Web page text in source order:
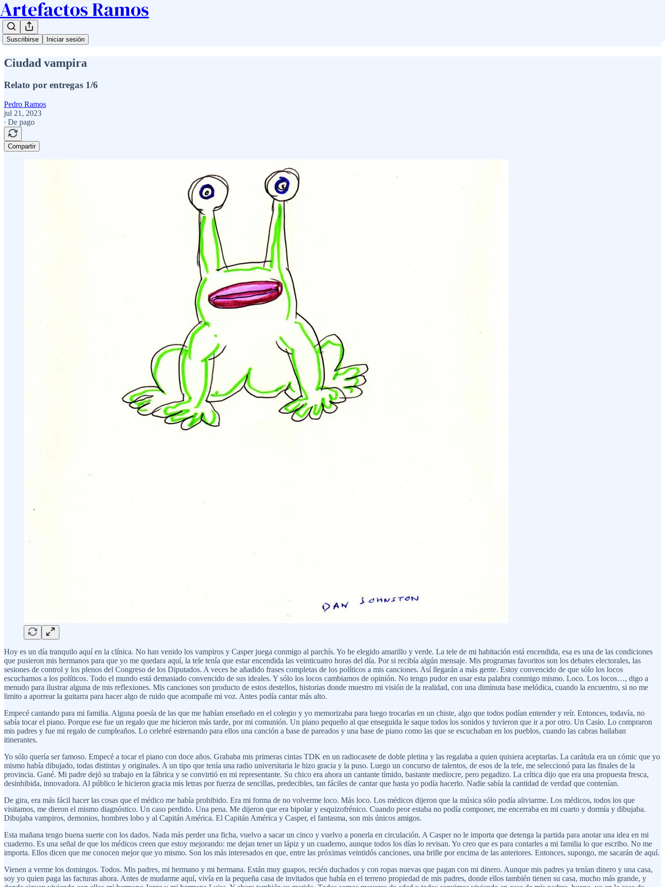
Artefactos Ramos
Suscribirse Iniciar sesión
Ciudad vampira
Relato por entregas 1/6
Pedro Ramos
jul 21, 2023
∙ De pago
Compartir
Hoy es un día tranquilo aquí en la clínica. No han venido los vampiros y Casper juega conmigo al parchís. Yo he elegido amarillo y verde. La tele de mi habitación está encendida, esa es una de las condiciones
que pusieron mis hermanos para que yo me quedara aquí, la tele tenía que estar encendida las veinticuatro horas del día. Por si recibía algún mensaje. Mis programas favoritos son los debates electorales, las
sesiones de control y los plenos del Congreso de los Diputados. A veces he añadido frases completas de los políticos a mis canciones. Así llegarán a más gente. Estoy convencido de que sólo los locos
escuchamos a los políticos. Todo el mundo está demasiado convencido de sus ideales. Y sólo los locos cambiamos de opinión. No tengo pudor en usar esta palabra conmigo mismo. Loco. Los locos…, digo a
menudo para ilustrar alguna de mis reflexiones. Mis canciones son producto de estos destellos, historias donde muestro mi visión de la realidad, con una diminuta base melódica, cuando la encuentro, si no me
limito a aporrear la guitarra para hacer algo de ruido que acompañe mi voz. Antes podía cantar más alto.
Empecé cantando para mi familia. Alguna poesía de las que me habían enseñado en el colegio y yo memorizaba para luego trocarlas en un chiste, algo que todos podían entender y reír. Entonces, todavía, no
sabía tocar el piano. Porque ese fue un regalo que me hicieron más tarde, por mi comunión. Un piano pequeño al que enseguida le saque todos los sonidos y tuvieron que ir a por otro. Un Casio. Lo compraron
mis padres y fue mi regalo de cumpleaños. Lo celebré estrenando para ellos una canción a base de pareados y una base de piano como las que se escuchaban en los pueblos, cuando las cabras bailaban
itinerantes.
Yo sólo quería ser famoso. Empecé a tocar el piano con doce años. Grababa mis primeras cintas TDK en un radiocasete de doble pletina y las regalaba a quien quisiera aceptarlas. La carátula era un cómic que yo
mismo había dibujado, todas distintas y originales. A un tipo que tenía una radio universitaria le hizo gracia y la puso. Luego un concurso de talentos, de esos de la tele, me seleccionó para las finales de la
provincia. Gané. Mi padre dejó su trabajo en la fábrica y se convirtió en mi representante. Su chico era ahora un cantante tímido, bastante mediocre, pero pegadizo. La crítica dijo que era una propuesta fresca,
desinhibida, innovadora. Al público le hicieron gracia mis letras por fuerza de sencillas, predecibles, tan fáciles de cantar que hasta yo podía hacerlo. Nadie sabía la cantidad de verdad que contenían.
De gira, era más fácil hacer las cosas que el médico me había prohibido. Era mi forma de no volverme loco. Más loco. Los médicos dijeron que la música sólo podía aliviarme. Los médicos, todos los que
visitamos, me dieron el mismo diagnóstico. Un caso perdido. Una pena. Me dijeron que era bipolar y esquizofrénico. Cuando peor estaba no podía componer, me encerraba en mi cuarto y dormía y dibujaba.
Dibujaba vampiros, demonios, hombres lobo y al Capitán América. El Capitán América y Casper, el fantasma, son mis únicos amigos.
Esta mañana tengo buena suerte con los dados. Nada más perder una ficha, vuelvo a sacar un cinco y vuelvo a ponerla en circulación. A Casper no le importa que detenga la partida para anotar una idea en mi
cuaderno. Es una señal de que los médicos creen que estoy mejorando: me dejan tener un lápiz y un cuaderno, aunque todos los días lo revisan. Yo creo que es para contarles a mi familia lo que escribo. No me
importa. Ellos dicen que me conocen mejor que yo mismo. Son los más interesados en que, entre las próximas veintidós canciones, una brille por encima de las anteriores. Entonces, supongo, me sacarán de aquí.
Vienen a verme los domingos. Todos. Mis padres, mi hermano y mi hermana. Están muy guapos, recién duchados y con ropas nuevas que pagan con mi dinero. Aunque mis padres ya tenían dinero y una casa,
soy yo quien paga las facturas ahora. Antes de mudarme aquí, vivía en la pequeña casa de invitados que había en el terreno propiedad de mis padres, donde ellos también tienen su casa, mucho más grande, y